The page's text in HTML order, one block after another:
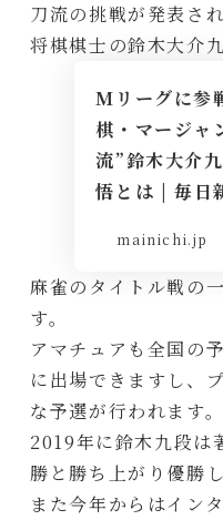
刀流の挑戦が発表され
将棋棋士の鈴木大介九
Mリーグに
棋・マージャ
流”鈴木大介
悟とは | 毎日
mainichi.jp
麻雀のタイトル戦の
す。
アマチュアも全国の
に出場できますし、
な予選が行われます。
2019年に鈴木九段は
勝と勝ち上がり優勝し
また今年からはイン